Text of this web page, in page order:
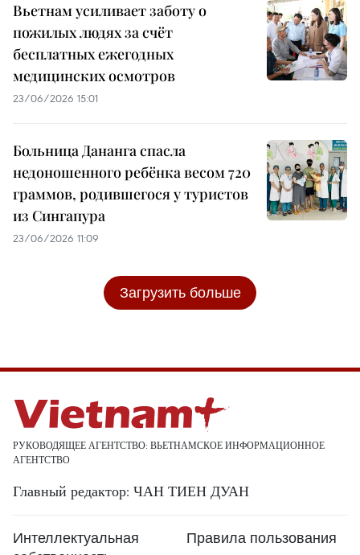
Вьетнам усиливает заботу о
пожилых людях за счёт
бесплатных ежегодных
медицинских осмотров
23/06/2026 15:01
Больница Дананга спасла
недоношенного ребёнка весом 720
граммов, родившегося у туристов
из Сингапура
23/06/2026 11:09
Загрузить больше
РУКОВОДЯЩЕЕ АГЕНТСТВО: ВЬЕТНАМСКОЕ ИНФОРМАЦИОННОЕ
АГЕНТСТВО
Главный редактор: ЧАН ТИЕН ДУАН
Интеллектуальная
Правила пользования